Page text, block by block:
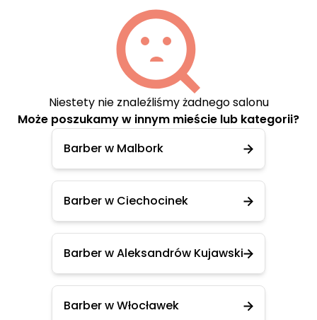
Niestety nie znaleźliśmy żadnego salonu
Może poszukamy w innym mieście lub kategorii?
Barber w Malbork
Barber w Ciechocinek
Barber w Aleksandrów Kujawski
Barber w Włocławek